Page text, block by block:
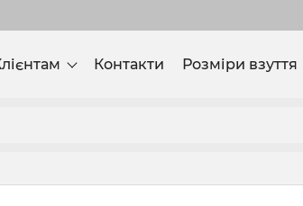
Контакти Розміри взуття